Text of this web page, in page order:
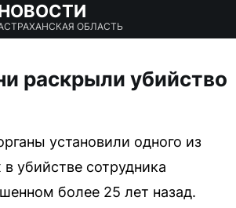
ОБЛАСТЬ
раскрыли убийство
установили одного из
убийстве сотрудника
более 25 лет назад.